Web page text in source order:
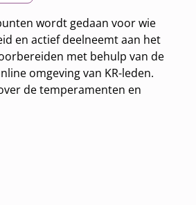
wordt gedaan voor wie
en actief deelneemt aan het
met behulp van de
omgeving van KR-leden.
de temperamenten en